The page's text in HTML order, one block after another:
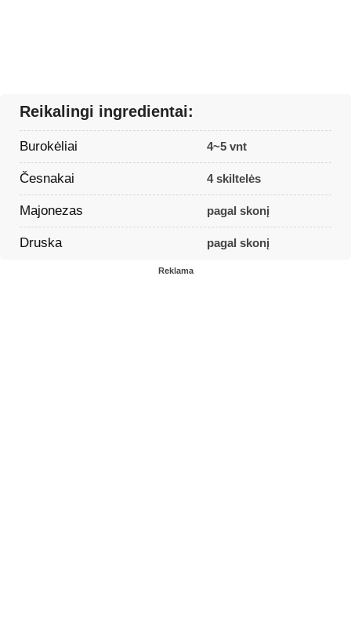
Reikalingi ingredientai:
Burokėliai 4~5 vnt
Česnakai 4 skiltelės
Majonezas pagal skonį
Druska pagal skonį
Reklama